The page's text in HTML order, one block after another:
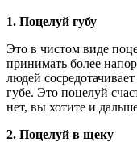
1. Поцелуй губу
Это в чистом виде
принимать более
людей
губе. Это поцелуй
нет, вы хотите и
2. Поцелуй в щеку